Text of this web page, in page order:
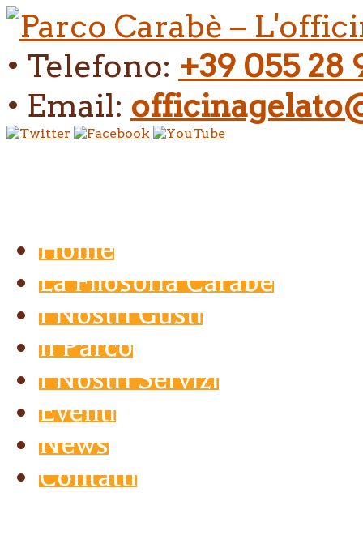
• Telefono: +39 055 28
• Email:
Home
La Filosofia Carabé
I Nostri Gusti
Il Parco
I Nostri Servizi
Eventi
News
Contatti